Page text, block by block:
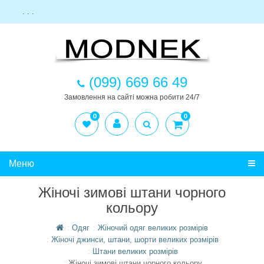
. . .
(099) 669 66 49
Замовлення на сайті можна робити 24/7
0 0
Меню
Жіночі зимові штани чорного
кольору
Одяг
Жіночий одяг великих розмірів
Жіночі джинси, штани, шорти великих розмірів
Штани великих розмірів